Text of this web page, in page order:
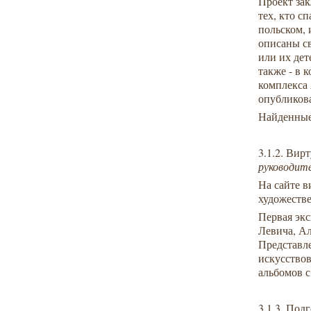
тех, кто
описаны
или их
также - в
3.1.2.
р
На сайте
Первая
Левича,
альбомов
3.1.3.